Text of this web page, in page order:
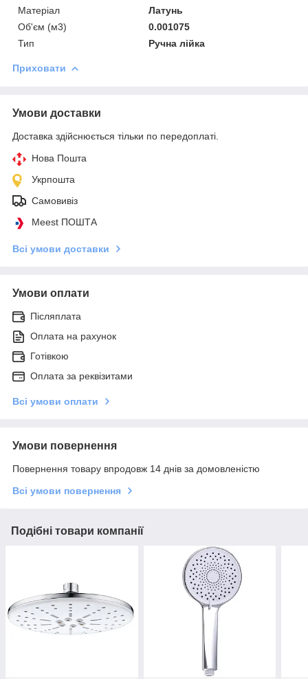
Матеріал
Латунь
Об'єм (м3)
0.001075
Тип
Ручна лійка
Приховати
Умови доставки
Доставка здійснюється тільки по передоплаті.
Нова Пошта
Укрпошта
Самовивіз
Meest ПОШТА
Всі умови доставки
Умови оплати
Післяплата
Оплата на рахунок
Готівкою
Оплата за реквізитами
Всі умови оплати
Умови повернення
Повернення товару впродовж 14 днів за домовленістю
Всі умови повернення
Подібні товари компанії